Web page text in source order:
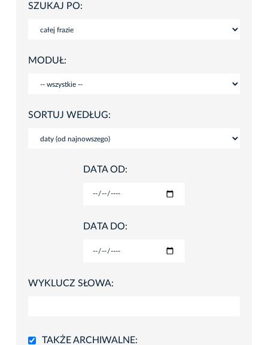
SZUKAJ PO:
MODUŁ:
SORTUJ WEDŁUG:
DATA OD:
DATA DO:
WYKLUCZ SŁOWA:
TAKŻE ARCHIWALNE: